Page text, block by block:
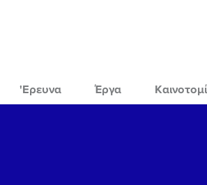
'Ερευνα Έργα